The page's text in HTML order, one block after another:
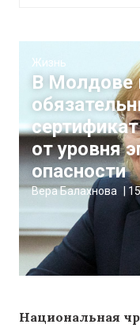
Жизнь
В Молдове
от уровня
опасности
Вера Балахнова
Национальная